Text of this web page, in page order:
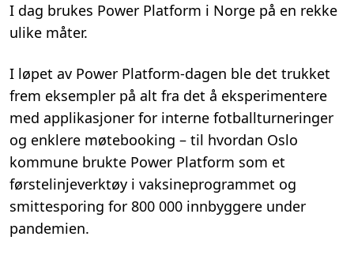
I dag brukes Power Platform i Norge på en rekke
ulike måter.
I løpet av Power Platform-dagen ble det trukket
frem eksempler på alt fra det å eksperimentere
med applikasjoner for interne fotballturneringer
og enklere møtebooking – til hvordan Oslo
kommune brukte Power Platform som et
førstelinjeverktøy i vaksineprogrammet og
smittesporing for 800 000 innbyggere under
pandemien.